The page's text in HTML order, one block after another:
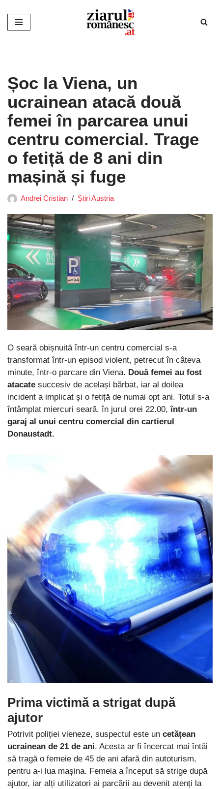
Sari
Șoc la Viena, un
ucrainean atacă două
femei în parcarea unui
centru comercial. Trage
o fetiță de 8 ani din
mașină și fuge
Andrei Cristian Știri Austria
O seară obișnuită într-un centru comercial s-a
transformat într-un episod violent, petrecut în câteva
minute, într-o parcare din Viena. Două femei au fost
atacate succesiv de același bărbat, iar al doilea
incident a implicat și o fetiță de numai opt ani. Totul s-a
întâmplat miercuri seară, în jurul orei 22.00, într-un
garaj al unui centru comercial din cartierul
Donaustadt.
Prima victimă a strigat după
ajutor
Potrivit poliției vieneze, suspectul este un cetățean
ucrainean de 21 de ani. Acesta ar fi încercat mai întâi
să tragă o femeie de 45 de ani afară din autoturism,
pentru a-i lua mașina. Femeia a început să strige după
ajutor, iar alți utilizatori ai parcării au devenit atenți la